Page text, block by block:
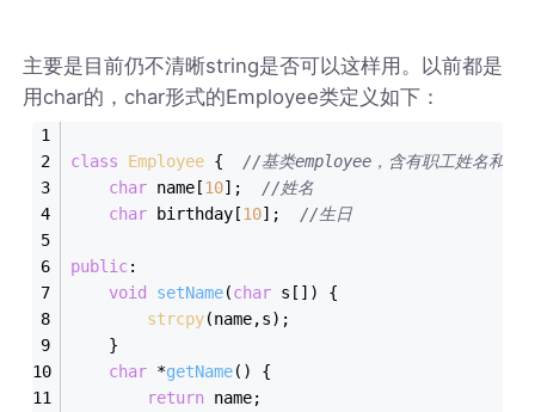
主要是目前仍不清晰string是否可以这样用。以前都是
用char的，char形式的Employee类定义如下：
class Employee {
//基类employee，含有职工姓名和出
char name[10]; //姓名
char birthday[10]; //生日
public:
void
setName(char s[])
{
strcpy(name,s);
	}
char *getName()
{
return name;